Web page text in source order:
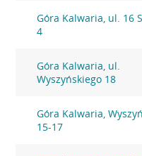
Góra Kalwaria, ul. 16
4
Góra Kalwaria, ul.
Wyszyńskiego 18
Góra Kalwaria,
15-17